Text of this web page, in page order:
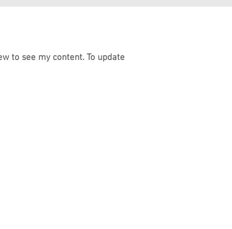
to see my content. To update